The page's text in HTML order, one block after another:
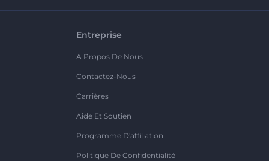
Entreprise
A Propos De Nous
Contactez-Nous
Carrières
Aide Et Soutien
Programme D'affiliation
Politique De Confidentialité